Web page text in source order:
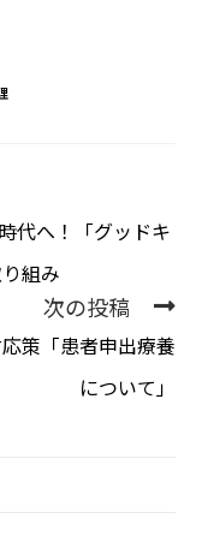
代へ！「グッドキ
組み
次の投稿
策「患者申出療養
について」